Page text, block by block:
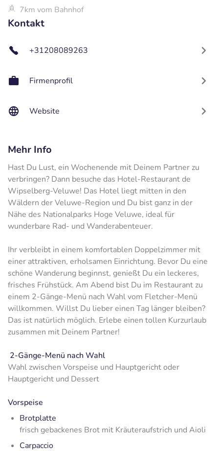
7km vom Bahnhof
Kontakt
+31208089263
Firmenprofil
Website
Mehr Info
Hast Du Lust, ein Wochenende mit Deinem Partner zu
verbringen? Dann besuche das Hotel-Restaurant de
Wipselberg-Veluwe! Das Hotel liegt mitten in den
Wäldern der Veluwe-Region und Du bist ganz in der
Nähe des Nationalparks Hoge Veluwe, ideal für
wunderbare Rad- und Wanderabenteuer.
Ihr verbleibt in einem komfortablen Doppelzimmer mit
einer attraktiven, erholsamen Einrichtung. Bevor Du eine
schöne Wanderung beginnst, genießt Du ein leckeres,
frisches Frühstück. Am Abend bist Du im Restaurant zu
einem 2-Gänge-Menü nach Wahl vom Fletcher-Menü
willkommen. Willst Du lieber einen Tag länger bleiben?
Das ist natürlich möglich. Erlebe einen tollen Kurzurlaub
zusammen mit Deinem Partner!
2-Gänge-Menü nach Wahl
Wahl zwischen Vorspeise und Hauptgericht oder
Hauptgericht und Dessert
Vorspeise
Brotplatte
frisch gebackenes Brot mit Kräuteraufstrich und Aioli
Carpaccio